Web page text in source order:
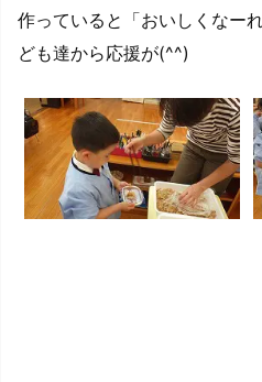
作っていると「おいしくなー
ども達から応援が(^^)